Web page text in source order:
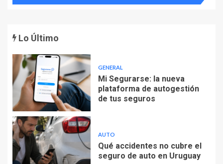
Lo Último
GENERAL
Mi Segurarse: la nueva
plataforma de autogestión
de tus seguros
AUTO
Qué accidentes no cubre el
seguro de auto en Uruguay